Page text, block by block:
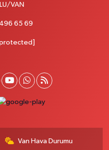
VAN
65 69
protected]
Van Hava Durumu